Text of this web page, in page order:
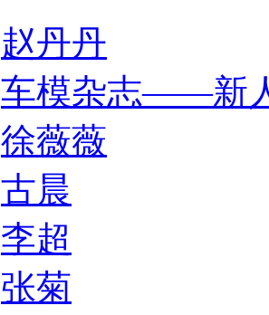
赵丹丹
车模杂志——新
徐薇薇
古晨
李超
张菊